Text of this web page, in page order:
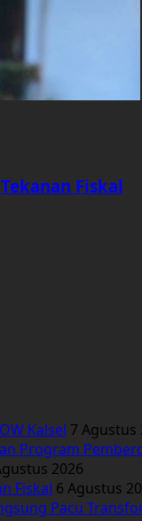
Fiskal
Kalsel 7 Agustus
Program
2026
Fiskal 6 Agustus
Pacu